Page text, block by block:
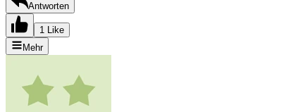
Antworten
1 Like
Mehr